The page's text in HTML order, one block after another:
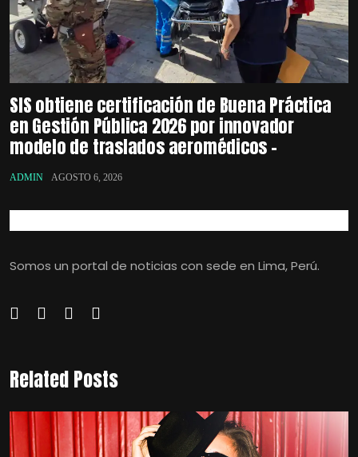
SIS obtiene certificación de Buena Práctica
en Gestión Pública 2026 por innovador
modelo de traslados aeromédicos –
ADMIN AGOSTO 6, 2026
Somos un portal de noticias con sede en Lima, Perú.
Related Posts